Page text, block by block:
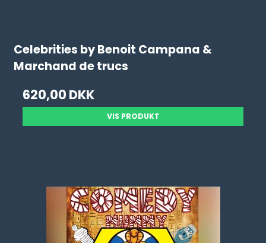
Celebrities by Benoit Campana &
Marchand de trucs
620,00 DKK
VIS PRODUKT